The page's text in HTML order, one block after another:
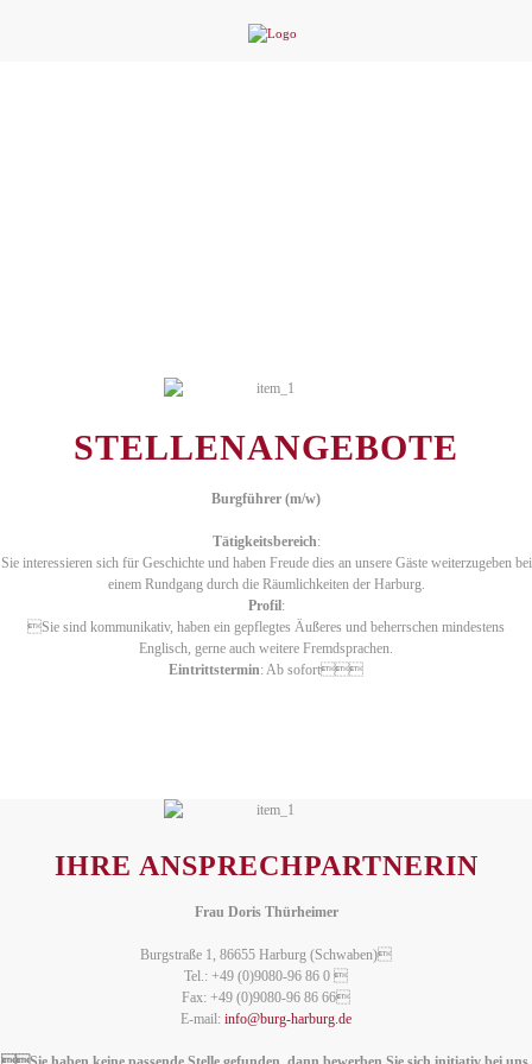
STELLENANGEBOTE
Burgführer (m/w)
Tätigkeitsbereich:
Sie interessieren sich für Geschichte und haben Freude dies an unsere Gäste weiterzugeben bei
einem Rundgang durch die Räumlichkeiten der Harburg.
Profil:
Sie sind kommunikativ, haben ein gepflegtes Äußeres und beherrschen mindestens
Englisch, gerne auch weitere Fremdsprachen.
Eintrittstermin: Ab sofort
IHRE ANSPRECHPARTNERIN
Frau Doris Thürheimer
Burgstraße 1, 86655 Harburg (Schwaben)
Tel.: +49 (0)9080-96 86 0 
Fax: +49 (0)9080-96 86 66
E-mail: info@burg-harburg.de